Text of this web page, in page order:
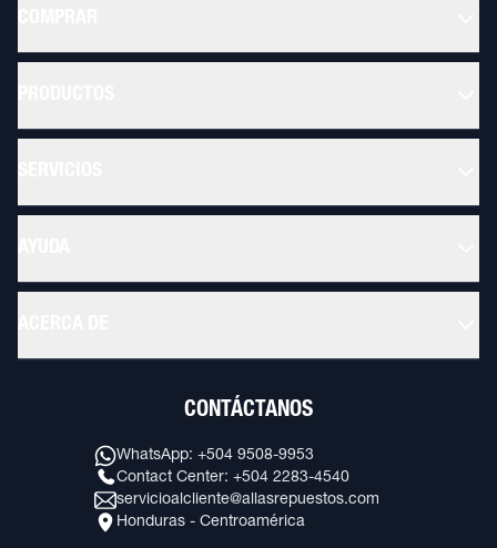
CONTÁCTANOS
WhatsApp: +504 9508-9953
Contact Center: +504 2283-4540
servicioalcliente@allasrepuestos.com
Honduras - Centroamérica